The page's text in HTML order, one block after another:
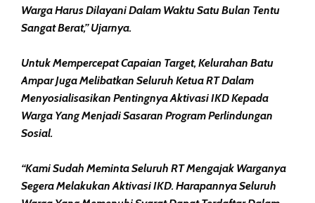
Warga Harus Dilayani Dalam Waktu Satu Bulan Tentu
Sangat Berat,” Ujarnya.
Untuk Mempercepat Capaian Target, Kelurahan Batu
Ampar Juga Melibatkan Seluruh Ketua RT Dalam
Menyosialisasikan Pentingnya Aktivasi IKD Kepada
Warga Yang Menjadi Sasaran Program Perlindungan
Sosial.
“Kami Sudah Meminta Seluruh RT Mengajak Warganya
Segera Melakukan Aktivasi IKD. Harapannya Seluruh